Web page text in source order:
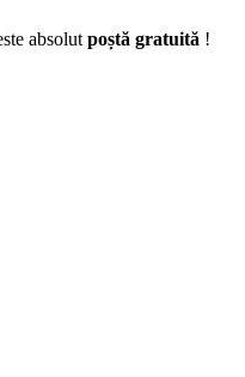
absolut poștă gratuită !